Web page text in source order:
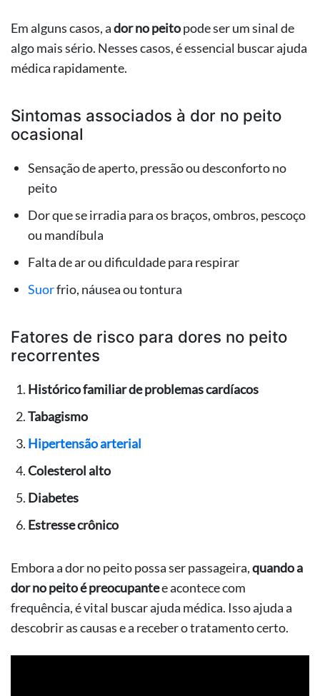
Em alguns casos, ador no peitopode ser um sinal de
algo mais sério. Nesses casos, é essencial buscar ajuda
médica rapidamente.
Sintomas associados à dor no peito
ocasional
Sensação de aperto, pressão ou desconforto no
peito
Dor que se irradia para os braços, ombros, pescoço
ou mandíbula
Falta de ar ou dificuldade para respirar
Suorfrio, náusea ou tontura
Fatores de risco para dores no peito
recorrentes
Histórico familiar de problemas cardíacos
Tabagismo
Hipertensão arterial
Colesterol alto
Diabetes
Estresse crônico
Embora a dor no peito possa ser passageira,quando a
dor no peito é preocupantee acontece com
frequência, é vital buscar ajuda médica. Isso ajuda a
descobrir as causas e a receber o tratamento certo.